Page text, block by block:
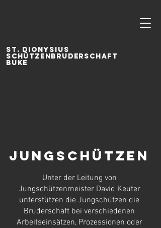
ST. DIONYSIUS
SCHÜTZENBRUDERSCHAFT
BUKE
Jungschützen
Unter der Leitung von
Jungschützenmeister David Keuter
unterstützen die Jungschützen die
Bruderschaft bei verschiedenen
Arbeitseinsätzen, Prozessionen oder